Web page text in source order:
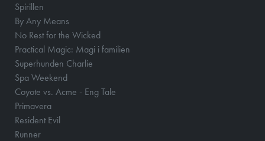
Spirillen
By Any Means
No Rest for the Wicked
Practical Magic: Magi i familien
Superhunden Charlie
Spa Weekend
Coyote vs. Acme - Eng Tale
Primavera
Resident Evil
Runner